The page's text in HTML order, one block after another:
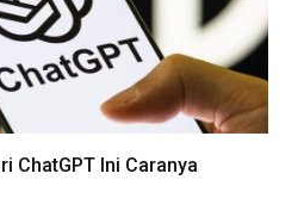
ChatGPT Ini Caranya